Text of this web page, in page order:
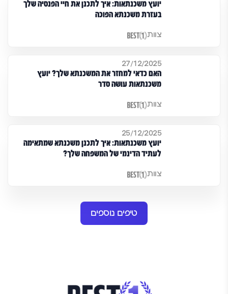
יועץ משכנתאות: איך לתכנן את חיי הפנסיה שלך
בעזרת משכנתא הפוכה
צוות
27/12/2025
האם כדאי למחזר את המשכנתא שלך? יועץ
משכנתאות עושה סדר
צוות
25/12/2025
יועץ משכנתאות: איך לתכנן משכנתא שמתאימה
לעתיד הדינמי של המשפחה שלך?
צוות
טיפים נוספים